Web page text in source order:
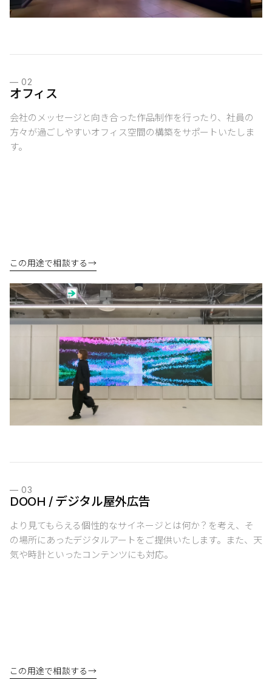
—02
オフィス
会社のメッセージと向き合った作品制作を行ったり、社員の
方々が過ごしやすいオフィス空間の構築をサポートいたしま
す。
この用途で相談する→
—03
DOOH / デジタル屋外広告
より見てもらえる個性的なサイネージとは何か？を考え、そ
の場所にあったデジタルアートをご提供いたします。また、天
気や時計といったコンテンツにも対応。
この用途で相談する→